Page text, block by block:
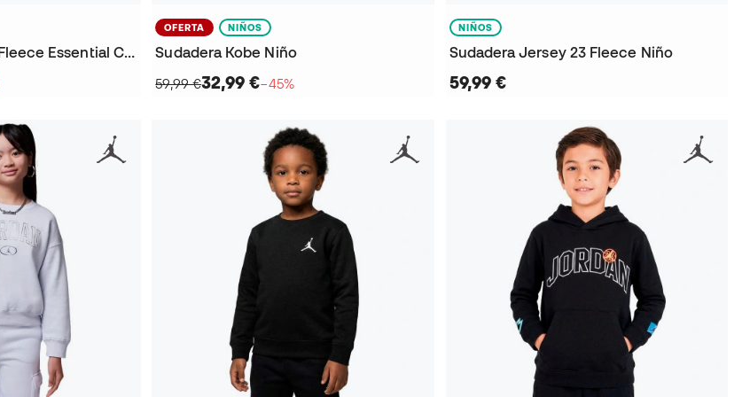
Sudadera Brooklyn Fleece Essential Crew Preescolar
OFERTA NIÑOS
Sudadera Kobe Niño
59,99 €32,99 €−45%
NIÑOS
Sudadera Jersey 23 Fleece Niño
59,99 €